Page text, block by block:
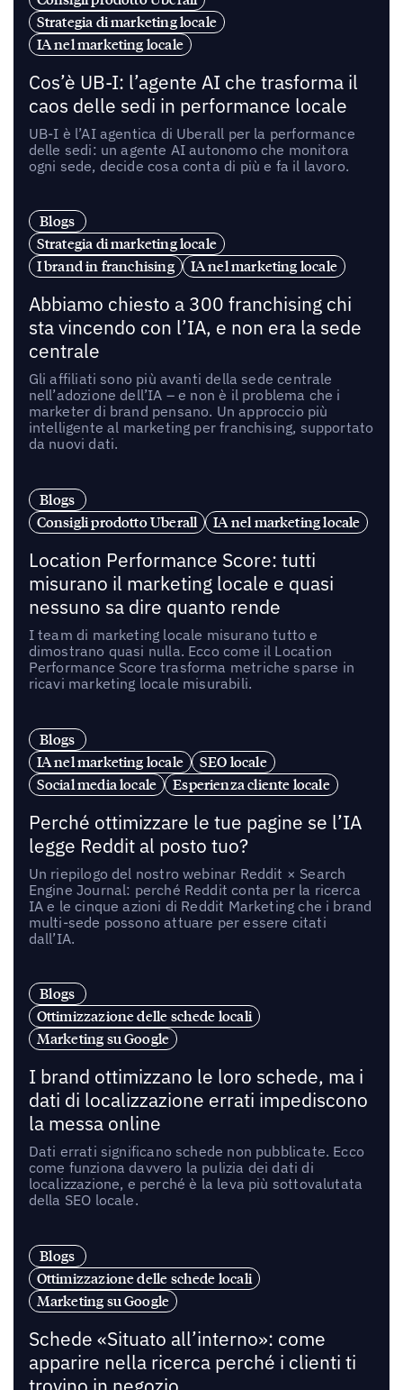
Strategia di marketing locale
IA nel marketing locale
Cos’è UB-I: l’agente AI che trasforma il
caos delle sedi in performance locale
UB-I è l’AI agentica di Uberall per la performance
delle sedi: un agente AI autonomo che monitora
ogni sede, decide cosa conta di più e fa il lavoro.
Blogs
Strategia di marketing locale
I brand in franchising
IA nel marketing locale
Abbiamo chiesto a 300 franchising chi
sta vincendo con l’IA, e non era la sede
centrale
Gli affiliati sono più avanti della sede centrale
nell’adozione dell’IA – e non è il problema che i
marketer di brand pensano. Un approccio più
intelligente al marketing per franchising, supportato
da nuovi dati.
Blogs
Consigli prodotto Uberall
IA nel marketing locale
Location Performance Score: tutti
misurano il marketing locale e quasi
nessuno sa dire quanto rende
I team di marketing locale misurano tutto e
dimostrano quasi nulla. Ecco come il Location
Performance Score trasforma metriche sparse in
ricavi marketing locale misurabili.
Blogs
IA nel marketing locale
SEO locale
Social media locale
Esperienza cliente locale
Perché ottimizzare le tue pagine se l’IA
legge Reddit al posto tuo?
Un riepilogo del nostro webinar Reddit × Search
Engine Journal: perché Reddit conta per la ricerca
IA e le cinque azioni di Reddit Marketing che i brand
multi-sede possono attuare per essere citati
dall’IA.
Blogs
Ottimizzazione delle schede locali
Marketing su Google
I brand ottimizzano le loro schede, ma i
dati di localizzazione errati impediscono
la messa online
Dati errati significano schede non pubblicate. Ecco
come funziona davvero la pulizia dei dati di
localizzazione, e perché è la leva più sottovalutata
della SEO locale.
Blogs
Ottimizzazione delle schede locali
Marketing su Google
Schede «Situato all’interno»: come
apparire nella ricerca perché i clienti ti